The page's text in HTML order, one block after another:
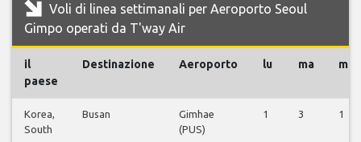
Voli di linea settimanali per Aeroporto Seoul
Gimpo operati da T'way Air
il
paese
Destinazione Aeroporto lu ma me
Korea,
South
Busan
Gimhae
(PUS)
1 3 1